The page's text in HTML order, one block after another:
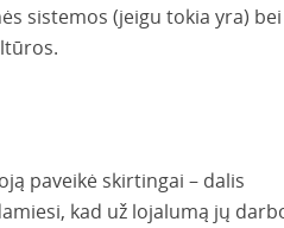
sistemos (jeigu tokia yra) bei
paveikė skirtingai – dalis
kad už lojalumą jų